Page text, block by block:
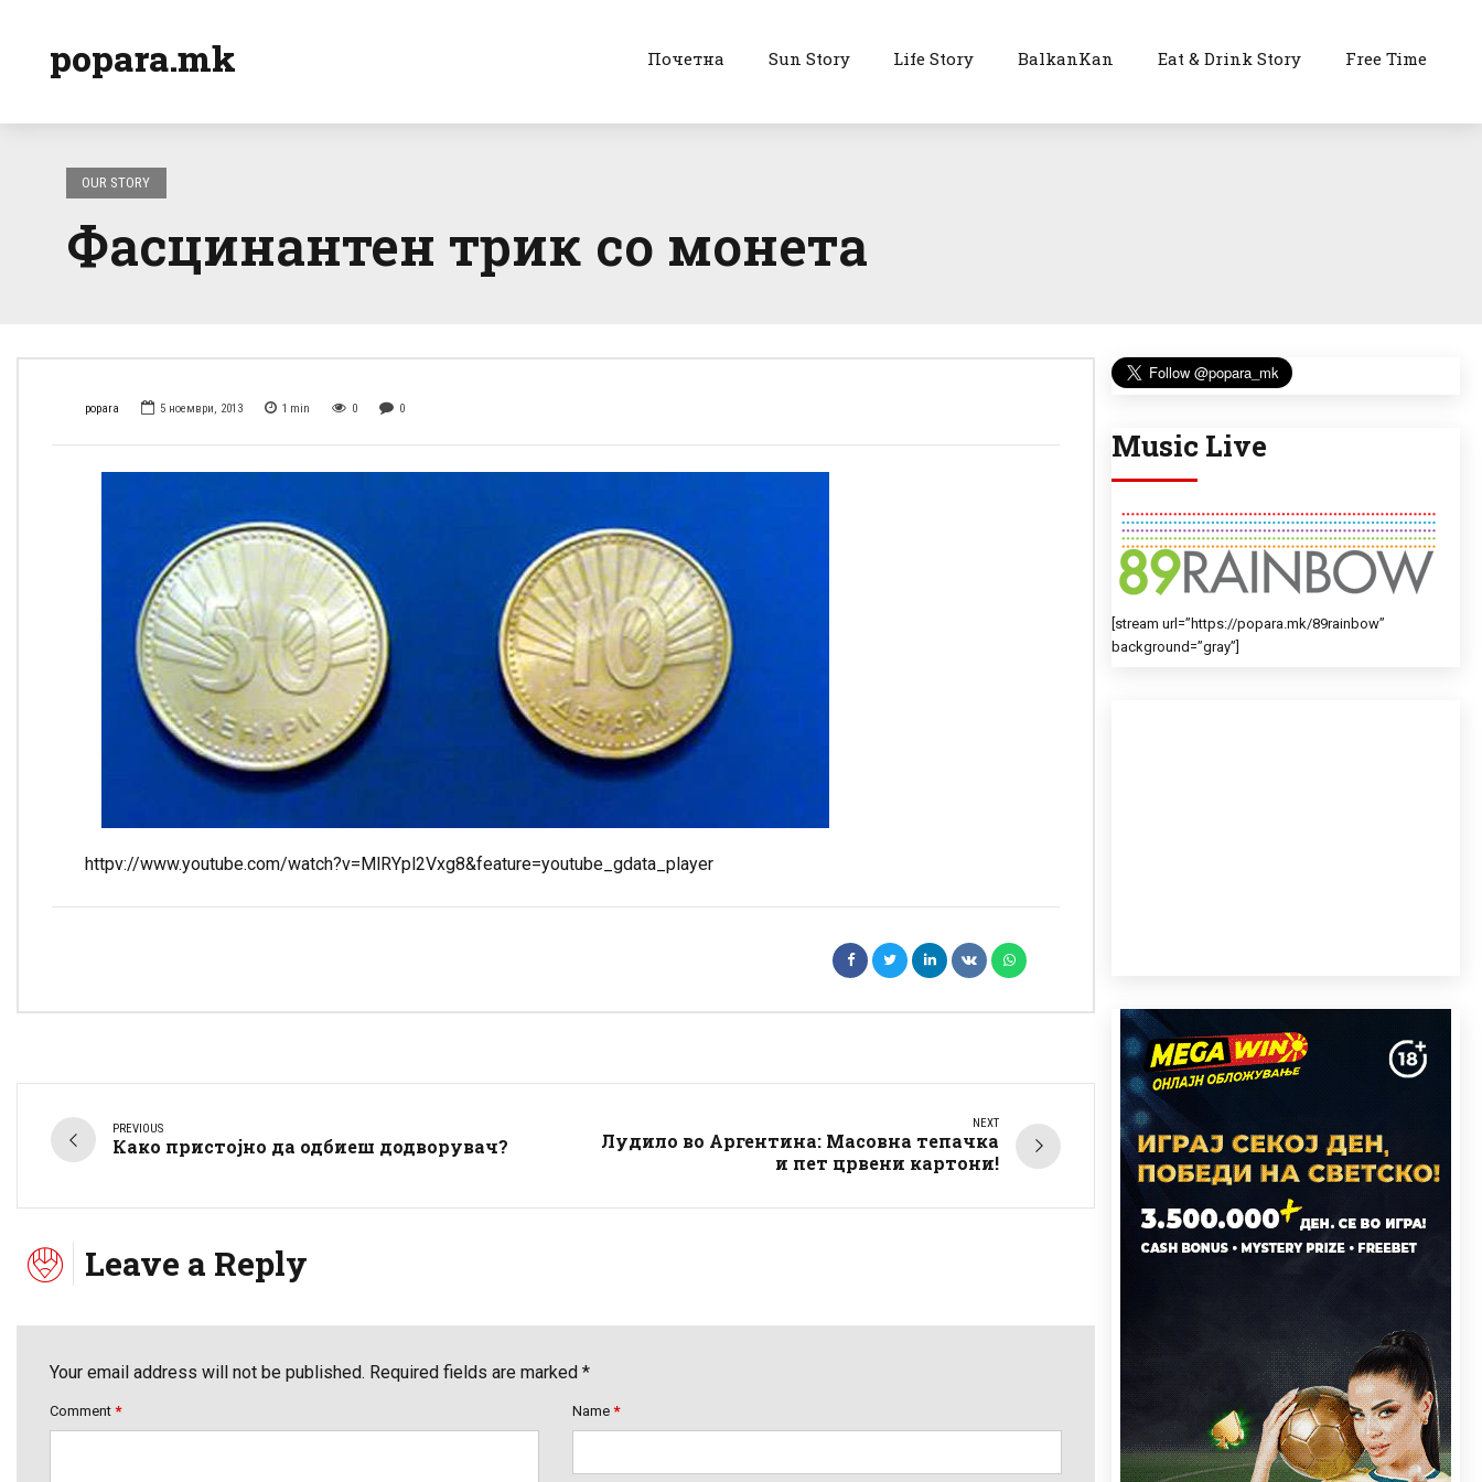
popara.mk Почетна Sun Story Life Story BalkanKan Eat & Drink Story Free Time
OUR STORY
Фасцинантен трик со монета
popara 5 ноември, 2013 1 min 0 0
httpv://www.youtube.com/watch?v=MlRYpl2Vxg8&feature=youtube_gdata_player
PREVIOUS
Како пристојно да одбиеш додворувач?
NEXT
Лудило во Аргентина: Масовна тепачка
и пет црвени картони!
Leave a Reply
Your email address will not be published. Required fields are marked *
Comment * Name *
Music Live
[stream url=”https://popara.mk/89rainbow”
background=”gray”]